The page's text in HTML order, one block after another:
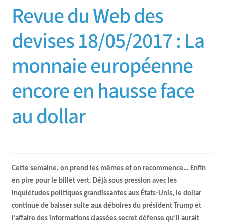
LE CHANGE EN AGENCE
menu
enfant
Ouvrir
le
Revue du Web des
devises 18/05/2017 : La
monnaie européenne
encore en hausse face
au dollar
Cette semaine, on prend les mêmes et on recommence… Enfin
en pire pour le billet vert. Déjà sous pression avec les
inquiétudes politiques grandissantes aux États-Unis, le dollar
continue de baisser suite aux déboires du président Trump et
l’affaire des informations classées secret défense qu’il aurait